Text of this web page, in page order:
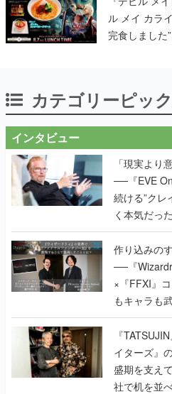
ル メイ カラ
完食しました
カテゴリーピッ
インタビュー
「現実より
──『EVE
続ける”クレ
く本気だった
作り込みの
──『
×『FFXI』
もキャラも
で作り込ま
く
『
イターズ』
盛期を支え
社で机を並